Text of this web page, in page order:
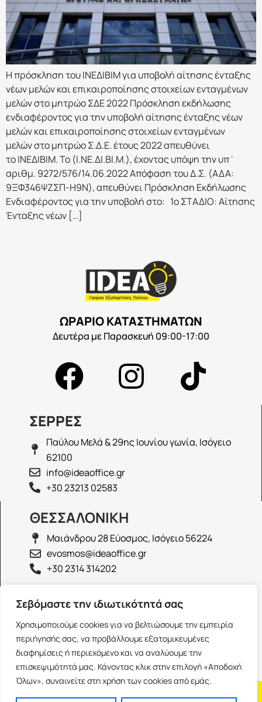
Σεβόμαστε την ιδιωτικότητά σας
Χρησιμοποιούμε cookies για να βελτιώσουμε την εμπειρία
περιήγησής σας, να προβάλλουμε εξατομικευμένες
διαφημίσεις ή περιεχόμενο και να αναλύουμε την
επισκεψιμότητά μας. Κάνοντας κλικ στην επιλογή «Αποδοχή
Όλων», συναινείτε στη χρήση των cookies από εμάς.
Η πρόσκληση του ΙΝΕΔΙΒΙΜ για υποβολή αίτησης ένταξης
νέων μελών και επικαιροποίησης στοιχείων ενταγμένων
μελών στο μητρώο ΣΔΕ 2022 Πρόσκληση εκδήλωσης
ενδιαφέροντος για την υποβολή αίτησης ένταξης νέων
μελών και επικαιροποίησης στοιχείων ενταγμένων
μελών στο μητρώο Σ.Δ.Ε. έτους 2022 απευθύνει
το ΙΝΕΔΙΒΙΜ. Το (Ι.ΝΕ.ΔΙ.ΒΙ.Μ.), έχοντας υπόψη την υπ΄
αριθμ. 9272/576/14.06.2022 Απόφαση του Δ.Σ. (ΑΔΑ:
9ΞΦ346ΨΖΣΠ-Η9Ν), απευθύνει Πρόσκληση Εκδήλωσης
Ενδιαφέροντος για την υποβολή στο: 1ο ΣΤΑΔΙΟ: Αίτησης
Ένταξης νέων […]
ΩΡΑΡΙΟ ΚΑΤΑΣΤΗΜΑΤΩΝ
Δευτέρα με Παρασκευή 09:00-17:00
ΣΕΡΡΕΣ
Παύλου Μελά & 29ης Ιουνίου γωνία, Ισόγειο
62100
info@ideaoffice.gr
+30 23213 02583
ΘΕΣΣΑΛΟΝΙΚΗ
Μαιάνδρου 28 Εύοσμος, Ισόγειο 56224
evosmos@ideaoffice.gr
+30 2314 314202
ΙΩΑΝΝΙΝΑ
Γεώργιου Καραϊσκάκη 38, Ισόγειο 45444
ioannina@ideaoffice.gr
+30 26516 08616